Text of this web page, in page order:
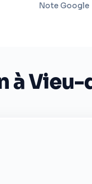
Note Google
à Vieu-